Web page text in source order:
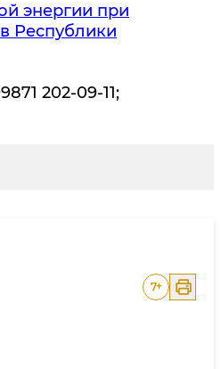
энергии при
Республики
202-09-11;
7+